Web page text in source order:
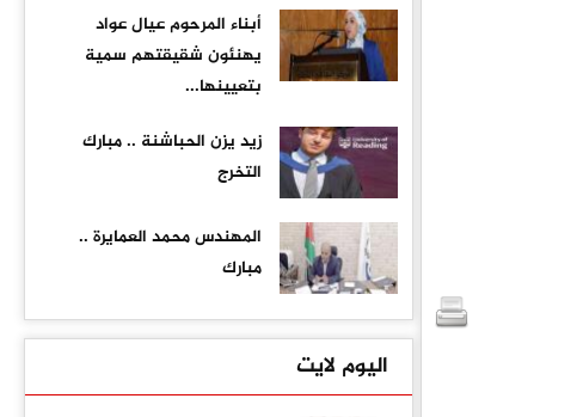
أبناء المرحوم عيال عواد
يهنئون شقيقتهم سمية
بتعيينها...
زيد يزن الحباشنة .. مبارك
التخرج
المهندس محمد العمايرة ..
مبارك
اليوم لايت